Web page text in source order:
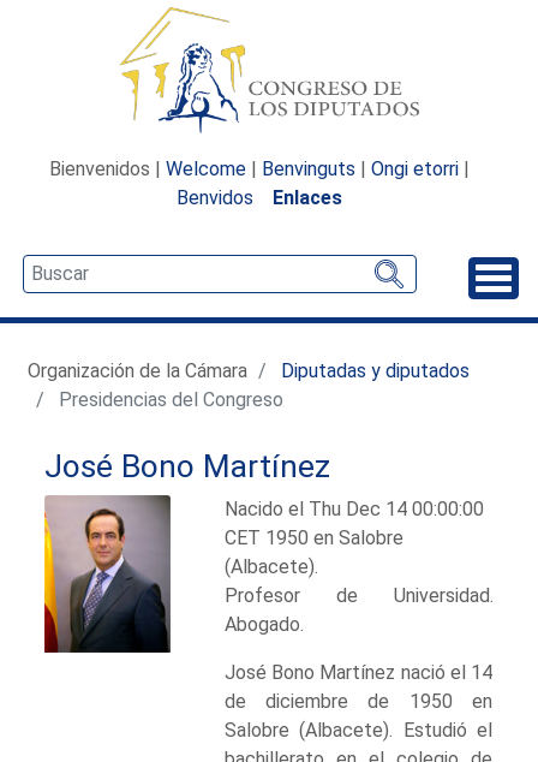
Bienvenidos | Welcome | Benvinguts | Ongi etorri |
Benvidos
Enlaces
Organización de la Cámara
Diputadas y diputados
Presidencias del Congreso
José Bono Martínez
Nacido el Thu Dec 14 00:00:00
CET 1950 en Salobre
(Albacete).
Profesor de Universidad.
Abogado.
José Bono Martínez nació el 14
de diciembre de 1950 en
Salobre (Albacete). Estudió el